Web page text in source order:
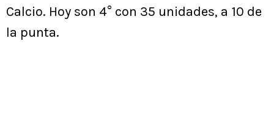
Calcio. Hoy son 4° con 35 unidades, a 10 de
la punta.